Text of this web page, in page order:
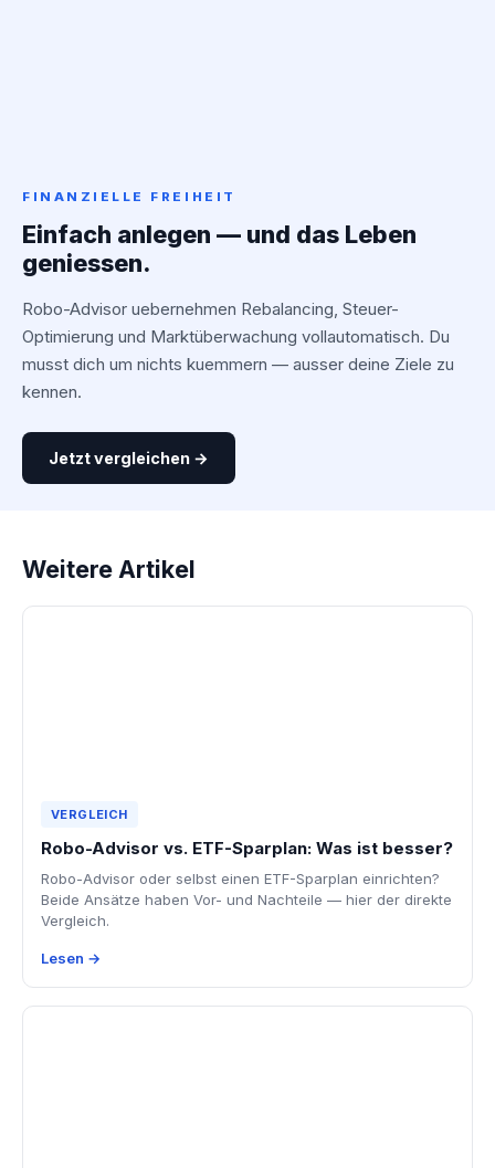
FINANZIELLE FREIHEIT
Einfach anlegen — und das Leben
geniessen.
Robo-Advisor uebernehmen Rebalancing, Steuer-
Optimierung und Marktüberwachung vollautomatisch. Du
musst dich um nichts kuemmern — ausser deine Ziele zu
kennen.
Jetzt vergleichen →
Weitere Artikel
VERGLEICH
Robo-Advisor vs. ETF-Sparplan: Was ist besser?
Robo-Advisor oder selbst einen ETF-Sparplan einrichten?
Beide Ansätze haben Vor- und Nachteile — hier der direkte
Vergleich.
Lesen →